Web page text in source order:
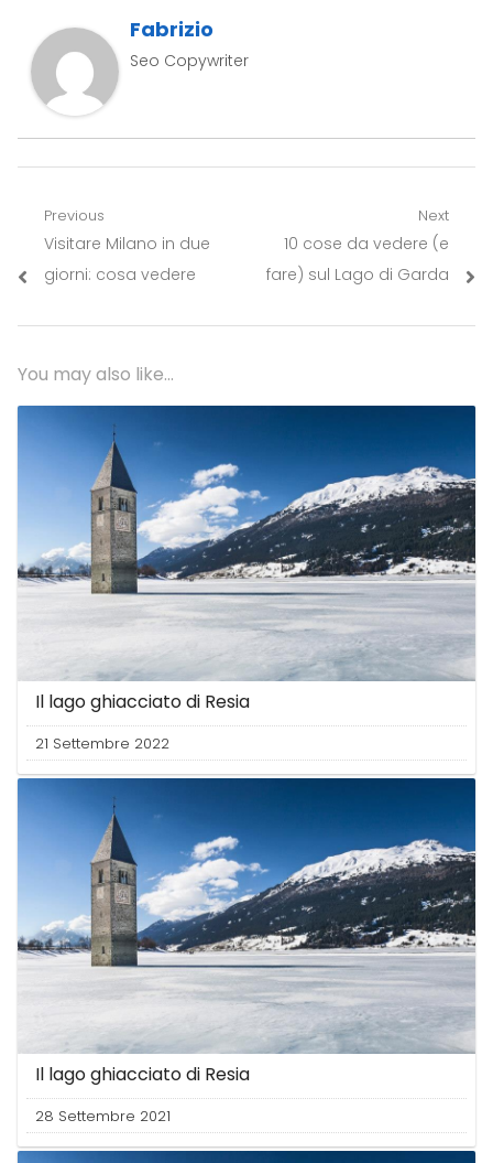
Fabrizio
Seo Copywriter
Navigazione
articoli
Previous
Previous
post:
Visitare Milano in due
giorni: cosa vedere
Next
Next
post:
10 cose da vedere (e
fare) sul Lago di Garda
You may also like...
Il lago ghiacciato di Resia
21 Settembre 2022
Il lago ghiacciato di Resia
28 Settembre 2021